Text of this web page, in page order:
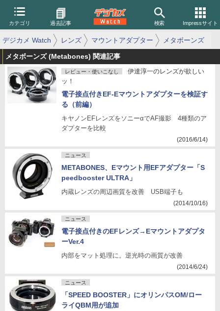
カテゴリ 過去記事 検索 Impressサイト
デジカメ Watch レンズ マウントアダプター メタボーンズ
メタボーンズ (Metabones) 関連記事
レビュー・使いこなし
伊達淳一のレンズが欲しい
ッ！
電子接点付きEF-Eマウントアダプターを検証す
る（前編）
キヤノンEFレンズをソニーαでAF撮影 4種類のア
ダプターを比較
(2016/6/14)
ニュース
METABONES、Eマウント用EFアダプター「S
peedbooster ULTRA」
内蔵レンズの周辺画質を改善 USB端子も
(2014/10/16)
ニュース
電子接点付きのEFレンズ→Eマウントアダプタ
ーVer.4
内部をマット処理に。逆光時の画質が改善
(2014/6/24)
ニュース
「SPEED BOOSTER」にオリンパスOM/ロー
ライQBM用が追加